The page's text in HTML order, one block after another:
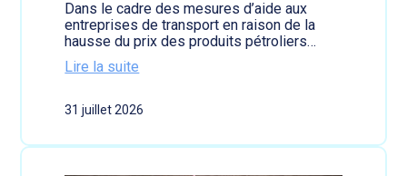
’
e
n
g
e
e
Dans le cadre des mesures d’aide aux
entreprises de transport en raison de la
hausse du prix des produits pétroliers…
Lire la suite
r
n
31 juillet 2026